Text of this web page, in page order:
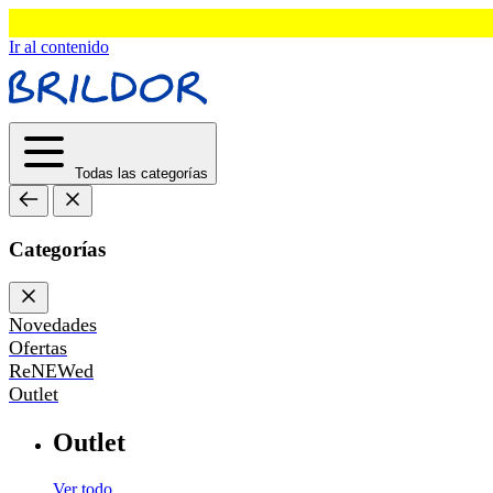
Ir al contenido
Todas las categorías
Categorías
Novedades
Ofertas
ReNEWed
Outlet
Outlet